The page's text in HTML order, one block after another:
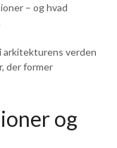
– og hvad
arkitekturens verden
der former
og